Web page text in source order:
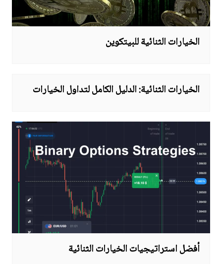
الخيارات الثنائية للبيتكوين
الخيارات الثنائية: الدليل الكامل لتداول الخيارات
أفضل استراتيجيات الخيارات الثنائية